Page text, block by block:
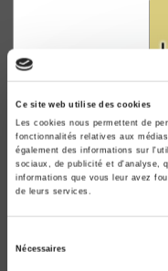
Ce site web utilise des cookies
Les cookies nous permettent de
fonctionnalités relatives aux
également des informations sur
sociaux, de publicité et d'analyse,
informations que vous leur avez
de leurs services.
Nécessaires
La guerre chaude
Enjeux stratégiques
Nicolas Regaud, Bastien